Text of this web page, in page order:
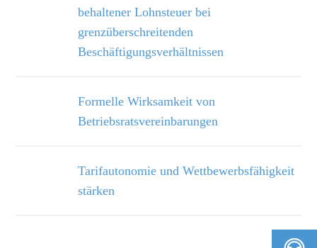
behaltener Lohnsteuer bei
grenzüberschreitenden
Beschäftigungsverhältnissen
Formelle Wirksamkeit von
Betriebsratsvereinbarungen
Tarifautonomie und Wettbewerbsfähigkeit
stärken